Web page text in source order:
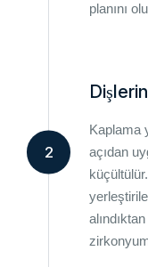
planını
2
Kaplama
açıdan